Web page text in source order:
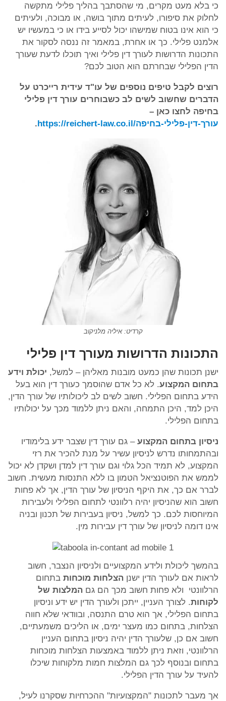
כי בלא מעט מקרים, מי שהסתבך בהליך פלילי מתקשה
לחלוק את סיפורו, לעיתים מתוך בושה, או מבוכה, ולעיתים
כי הוא אינו בטוח שמישהו יכול לסייע בידו או כי במעשיו יש
אלמנט פלילי. כך או אחרת, במאמר זה ננסה לסקור את
התכונות הדרושות לעורך דין פלילי ואיך תוכלו לדעת שעורך
הדין הפלילי שבחרתם הוא הטוב לכם?
רוצים לקבל טיפים נוספים של עו"ד עידית רייכרט על
הדברים שחשוב לשים לב כשבוחרים עורך דין פלילי
בחיפה לחצו כאן –
עורך-דין-פלילי-בחיפה/https://reichert-law.co.il
.
קרדיט: איליה מלניקוב
התכונות הדרושות מעורך דין פלילי
ישנן תכונות שהן כמעט מובנות מאליהן – למשל, יכולת וידע
בתחום המקצוע. לא כל אדם שהוסמך כעורך דין הוא בעל
הידע בתחום הפלילי. חשוב לשים לב ליכולותיו של עורך הדין,
היכן למד, היכן התמחה, והאם ניתן ללמוד מכך על יכולותיו
בתחום הפלילי.
ניסיון בתחום המקצוע – גם עורך דין שצבר ידע בלימודיו
ובהתמחותו נדרש לניסיון עשיר על מנת להכיר את רזי
המקצוע, לא תמיד הכל גלוי וגם עורך דין למדן ושקדן לא יכול
לממש את הפוטנציאל הטמון בו ללא התנסות מעשית. חשוב
לברר אם כך, את היקף הניסיון של עורך הדין, אך לא פחות
חשוב הוא שהניסיון יהיה רלוונטי לתחום הפלילי ולעבירות
המיוחסות לכם. כך למשל, ניסיון בעבירות של תכנון ובניה
אינו דומה לניסיון של עורך דין עבירות מין.
בהמשך ליכולת ולידע המקצועיים ולניסיון הנצבר, חשוב
לראות אם לעורך הדין ישנן הצלחות מוכחות בתחום
הרלוונטי ולא פחות חשוב מכך הם גם המלצות של
לקוחות. לצורך העניין, ייתכן ולעורך הדין יש ידע וניסיון
בתחום הפלילי, אך הוא טרם התנסה, ובוודאי שלא חווה
הצלחות, בתחום כמו מעצר ימים, או הליכים משמעתיים,
חשוב אם כן, שלעורך הדין יהיה ניסיון בתחום העניין
הרלוונטי, וזאת ניתן ללמוד באמצעות הצלחות מוכחות
בתחום ובנוסף לכך גם המלצות חמות מלקוחות שיכלו
להעיד על עורך הדין הפלילי.
אך מעבר לתכונות "המקצועיות" ההכרחיות שסקרנו לעיל,